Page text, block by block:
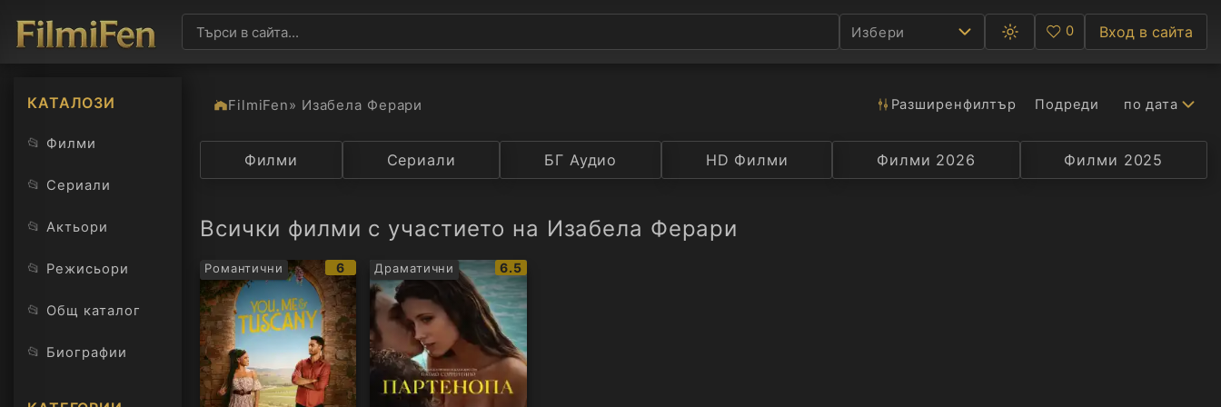
Избери
Превключване
между
светла
Любими
0 Вход в сайта
КАТАЛОЗИ
📂 Филми
📂 Сериали
📂 Актьори
📂 Режисьори
📂 Общ каталог
📂 Биографии
FilmiFen» Изабела Ферари Разширенфилтър Подреди по дата
Категория Държава Рейтинг Селекция Превод Актьор
Филми Сериали БГ Аудио HD Филми Филми 2026 Филми 2025
Всички филми с участието на Изабела Ферари
Романтични
IMDb
рейтинг:
6 Драматични
IMDb
рейтинг:
6.5